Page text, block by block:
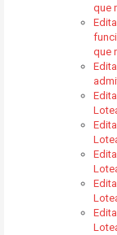
que
que